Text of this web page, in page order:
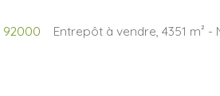
92000 Entrepôt à vendre, 4351 m²